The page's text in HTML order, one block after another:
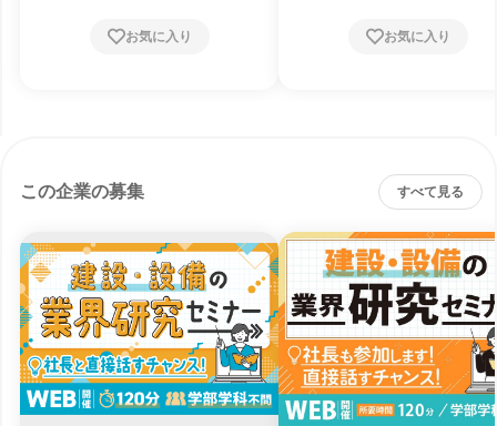
お気に入り お気に入り
この企業の募集 すべて見る